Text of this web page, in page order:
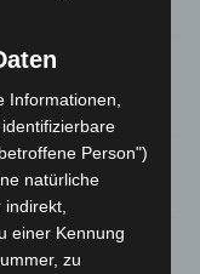
Polizei sucht
Baustelle
Informationen,
Person")
natürliche
einer Kennung
zu